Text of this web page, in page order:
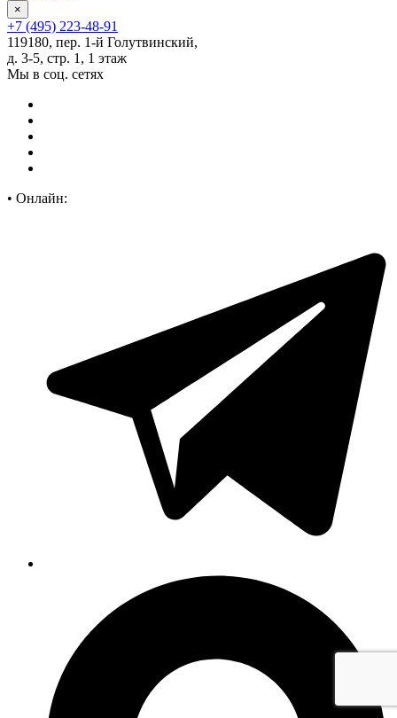
×
+7 (495) 223-48-91
119180, пер. 1-й Голутвинский,
д. 3-5, стр. 1, 1 этаж
Мы в соц. сетях
• Онлайн: